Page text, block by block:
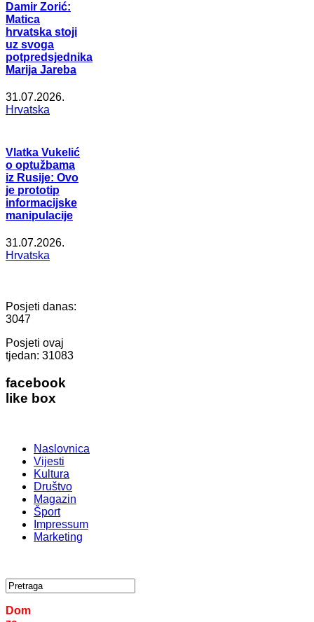
Damir Zorić:
Matica
hrvatska stoji
uz svoga
potpredsjednika
Marija Jareba
31.07.2026.
Hrvatska
Vlatka Vukelić
o optužbama
iz Rusije: Ovo
je prototip
informacijske
manipulacije
31.07.2026.
Hrvatska
Posjeti danas:
3047
Posjeti ovaj
tjedan: 31083
facebook
like box
Naslovnica
Vijesti
Kultura
Društvo
Magazin
Šport
Impressum
Marketing
Dom